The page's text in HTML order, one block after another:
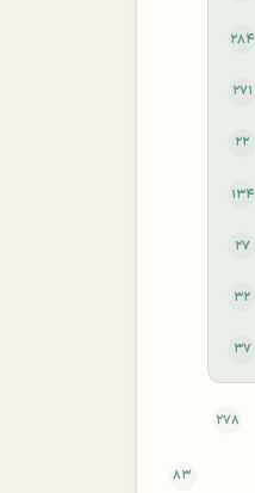
۲۸۴
۲۷۱
۲۲
۱۳۴
۲۷
۳۲
۳۷
۲۷۸
۸۳